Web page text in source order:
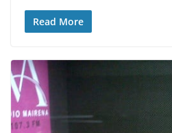
Read More